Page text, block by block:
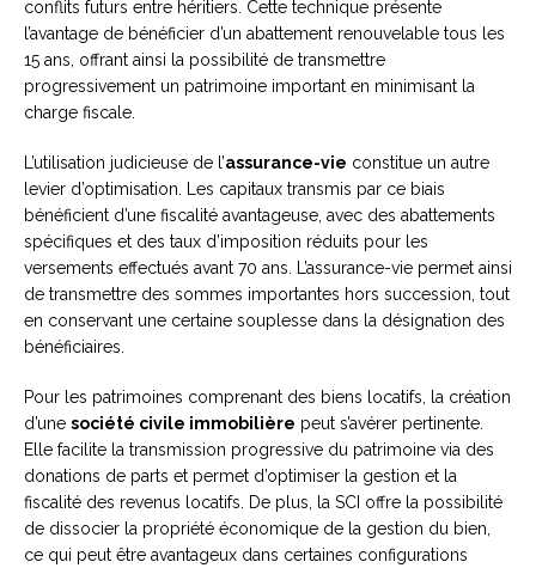
conflits futurs entre héritiers. Cette technique présente
l’avantage de bénéficier d’un abattement renouvelable tous les
15 ans, offrant ainsi la possibilité de transmettre
progressivement un patrimoine important en minimisant la
charge fiscale.
L’utilisation judicieuse de l’assurance-vie constitue un autre
levier d’optimisation. Les capitaux transmis par ce biais
bénéficient d’une fiscalité avantageuse, avec des abattements
spécifiques et des taux d’imposition réduits pour les
versements effectués avant 70 ans. L’assurance-vie permet ainsi
de transmettre des sommes importantes hors succession, tout
en conservant une certaine souplesse dans la désignation des
bénéficiaires.
Pour les patrimoines comprenant des biens locatifs, la création
d’une société civile immobilière peut s’avérer pertinente.
Elle facilite la transmission progressive du patrimoine via des
donations de parts et permet d’optimiser la gestion et la
fiscalité des revenus locatifs. De plus, la SCI offre la possibilité
de dissocier la propriété économique de la gestion du bien,
ce qui peut être avantageux dans certaines configurations